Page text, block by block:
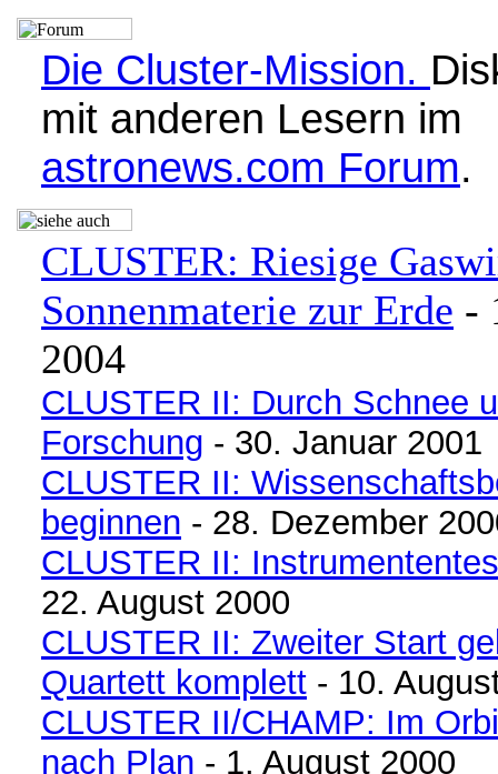
Die Cluster-Mission.
mit anderen Lesern im
astronews.com Forum.
CLUSTER: Riesige
Sonnenmaterie zur Erde -
2004
CLUSTER II: Durch Schnee
Forschung - 30. Januar 2001
CLUSTER II:
beginnen - 28. Dezember
CLUSTER II:
22. August 2000
CLUSTER II: Zweiter Start
Quartett komplett - 10.
CLUSTER II/CHAMP: Im
nach Plan - 1. August 2000